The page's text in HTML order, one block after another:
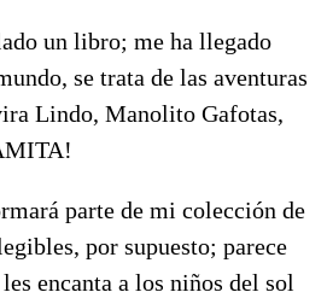
un libro; me ha llegado
se trata de las aventuras
Lindo, Manolito Gafotas,
parte de mi colección de
por supuesto; parece
encanta a los niños del sol